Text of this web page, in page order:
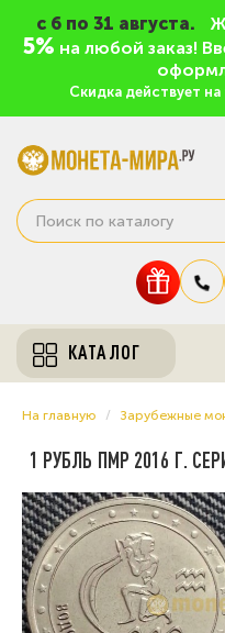
c 6 по 31 августа.
5% на любой заказ!
Скидка действует
КАТАЛОГ
На главную Зарубежные
1 РУБЛЬ ПМР 2016 Г.